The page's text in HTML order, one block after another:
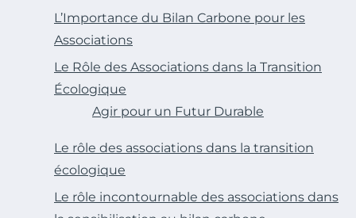
L’Importance du Bilan Carbone pour les
Associations
Le Rôle des Associations dans la Transition
Écologique
Agir pour un Futur Durable
Le rôle des associations dans la transition
écologique
Le rôle incontournable des associations dans